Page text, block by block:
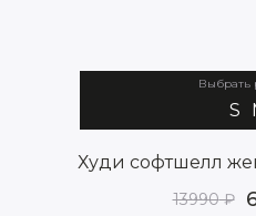
Выбрать
S
Худи софтшелл
13990